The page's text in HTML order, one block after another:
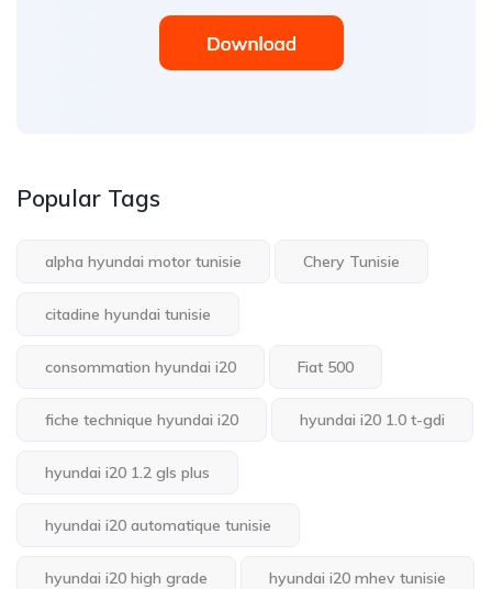
Popular Tags
alpha hyundai motor tunisie Chery Tunisie
citadine hyundai tunisie
consommation hyundai i20 Fiat 500
fiche technique hyundai i20 hyundai i20 1.0 t-gdi
hyundai i20 1.2 gls plus
hyundai i20 automatique tunisie
hyundai i20 high grade hyundai i20 mhev tunisie